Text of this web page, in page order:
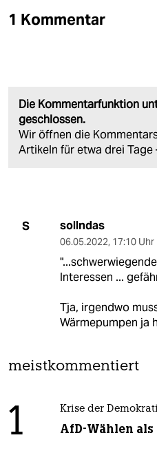
1 Kommentar
Die Kommentarfunktion
geschlossen.
Wir öffnen die
Artikeln für etwa drei Tage
S sollndas
06.05.2022, 17:10 Uhr
Interessen ...
Tja, irgendwo
Wärmepumpen ja
meistkommentiert
1 Krise der
AfD-Wählen